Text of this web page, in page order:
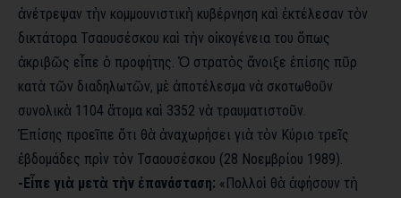
ἀνέτρεψαν τὴν κομμουνιστικὴ κυβέρνηση καὶ ἐκτέλεσαν τὸν
δικτάτορα Τσαουσέσκου καὶ τὴν οἰκογένεια του ὅπως
ἀκριβῶς εἶπε ὁ προφήτης. Ὁ στρατὸς ἄνοιξε ἐπίσης πῦρ
κατὰ τῶν διαδηλωτῶν, μὲ ἀποτέλεσμα νὰ σκοτωθοῦν
συνολικὰ 1104 ἄτομα καὶ 3352 νὰ τραυματιστοῦν.
Ἐπίσης προεῖπε ὅτι θὰ ἀναχωρήσει γιὰ τὸν Κύριο τρεῖς
ἑβδομάδες πρὶν τὸν Τσαουσέσκου (28 Νοεμβρίου 1989).
-Εἶπε γιὰ μετὰ τὴν ἐπανάσταση: «Πολλοὶ θὰ ἀφήσουν τὴ